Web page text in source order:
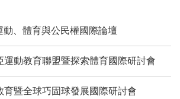
動、體育與公民權國際論壇
運動教育聯盟暨探索體育國際研討會
育暨全球巧固球發展國際研討會